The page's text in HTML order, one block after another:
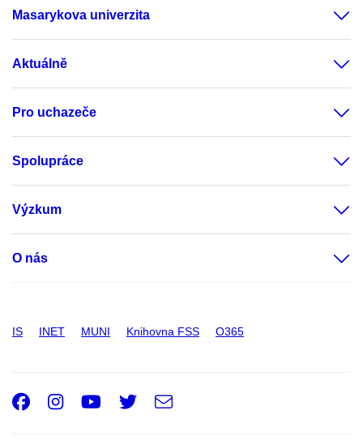
Masarykova univerzita
Aktuálně
Pro uchazeče
Spolupráce
Výzkum
O nás
IS INET MUNI Knihovna FSS O365
Facebook
Instagram
Youtube
Twitter
e-